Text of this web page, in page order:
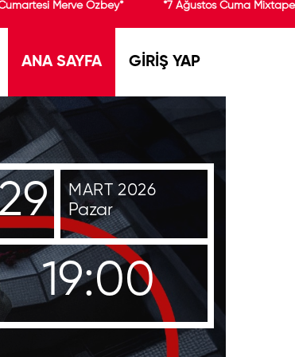
Merve Özbey* *7 Ağustos Cuma Mixtape
ANA SAYFA GİRİŞ YAP
MART 2026
Pazar
19:00